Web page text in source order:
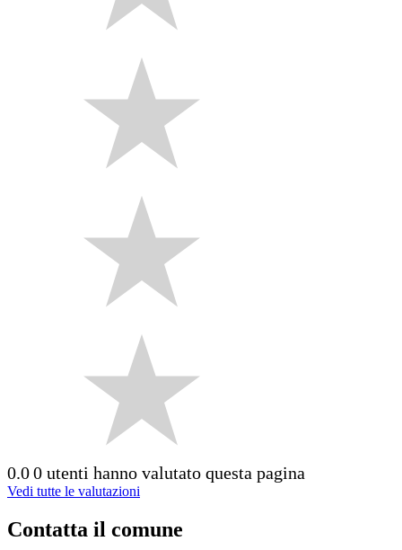
0.00 utenti hanno valutato questa pagina
Vedi tutte le valutazioni
Contatta il comune